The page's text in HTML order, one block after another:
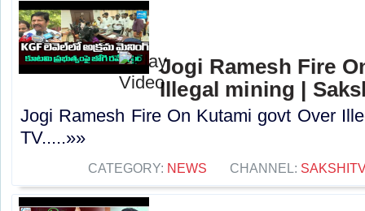
Jogi Ramesh Fire
Illegal mining |
Jogi Ramesh Fire On Kutami govt Over
TV.....»»
CATEGORY: NEWS CHANNEL: